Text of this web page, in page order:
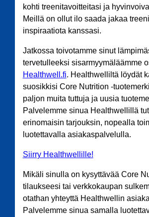
kohti treenitavoitteitasi ja
Meillä on ollut ilo saada jakaa
inspiraatiota kanssasi.
Jatkossa toivotamme sinut
tervetulleeksi sisarmyymäläämme
Healthwell.fi. Healthwelliltä löydät
suosikkisi Core Nutrition -
paljon muita tuttuja ja uusia
Palvelemme sinua Healthwellillä
erinomaisin tarjouksin, nopealla
luotettavalla asiakaspalvelulla.
Siirry Healthwellille!
Mikäli sinulla on kysyttävää Core
tilaukseesi tai verkkokaupan
otathan yhteyttä Healthwellin
Palvelemme sinua samalla